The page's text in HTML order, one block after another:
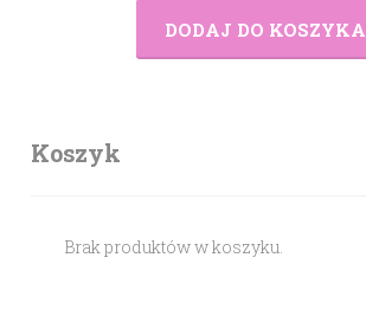
DODAJ DO KOSZYKA
Koszyk
Brak produktów w koszyku.